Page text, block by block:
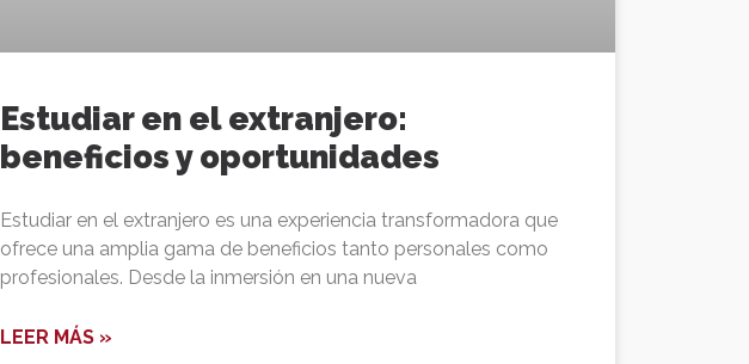
Estudiar en el extranjero:
beneficios y oportunidades
Estudiar en el extranjero es una experiencia transformadora que
ofrece una amplia gama de beneficios tanto personales como
profesionales. Desde la inmersión en una nueva
LEER MÁS »